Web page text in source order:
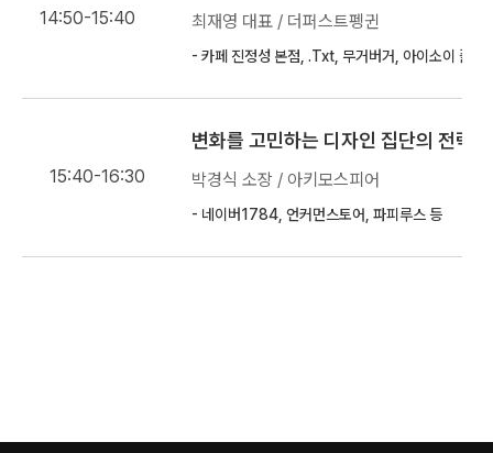
14:50-15:40 최재영 대표 / 더퍼스트펭귄
- 카페 진정성 본점, .Txt, 무거버거, 아이소이 플래
15:40-16:30
변화를 고민하는 디자인 집단의 전략
박경식 소장 / 아키모스피어
- 네이버1784, 언커먼스토어, 파피루스 등